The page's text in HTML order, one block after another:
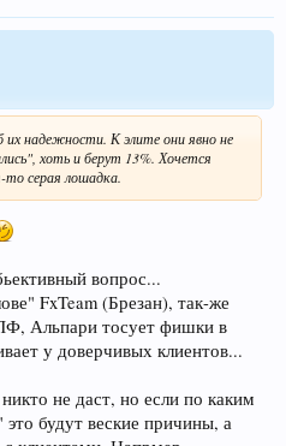
их надежности. К элите они явно не
хоть и берут 13%. Хочется
то серая лошадка.
вопрос...
FxTeam (Брезан), так-же
Альпари тосует фишки в
у доверчивых клиентов...
не даст, но если по каким
будут веские причины, а